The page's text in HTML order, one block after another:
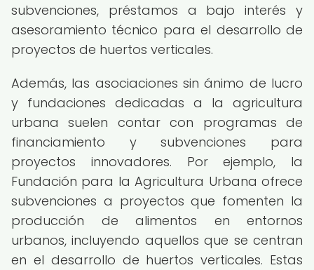
subvenciones, préstamos a bajo interés y
asesoramiento técnico para el desarrollo de
proyectos de huertos verticales.
Además, las asociaciones sin ánimo de lucro
y fundaciones dedicadas a la agricultura
urbana suelen contar con programas de
financiamiento y subvenciones para
proyectos innovadores. Por ejemplo, la
Fundación para la Agricultura Urbana ofrece
subvenciones a proyectos que fomenten la
producción de alimentos en entornos
urbanos, incluyendo aquellos que se centran
en el desarrollo de huertos verticales. Estas